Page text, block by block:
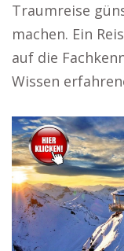
Traumreise
machen. Ein
auf die
Wissen